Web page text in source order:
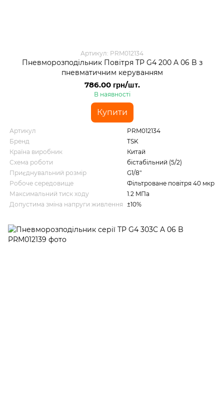
Артикул: PRM012134
Пневморозподільник Повітря TP G4 200 A 06 B з
пневматичним керуванням
786.00 грн/шт.
В наявності
Купити
Артикул
PRM012134
Бренд
TSK
Країна виробник
Китай
Схема роботи
бістабільний (5/2)
Приєднувальний розмір
G1/8"
Робоче середовище
Фільтроване повітря 40 мкр
Максимальний тиск ходу
1.2 MПа
Допустима зміна напруги живлення ±10%